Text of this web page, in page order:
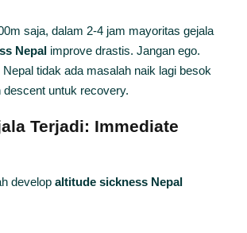
saja, dalam 2-4 jam mayoritas gejala
Nepal improve drastis. Jangan ego.
tidak ada masalah naik lagi besok
descent untuk recovery.
Terjadi: Immediate
develop altitude sickness Nepal